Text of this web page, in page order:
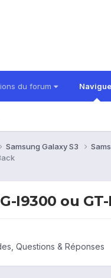
du forum
Samsung Galaxy S3
I9300 ou
Questions & Réponses